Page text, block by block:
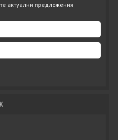
актуални предложения